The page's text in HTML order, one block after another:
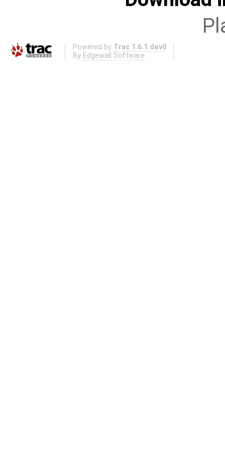
Powered by Trac 1.6.1.dev0
By Edgewall Software .